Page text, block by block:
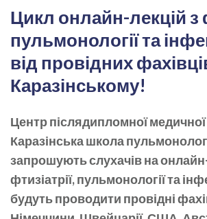
Цикл онлайн-лекцій з
пульмонології та
від провідних
Каразінському!
Центр післядипломної медичної
Каразінська школа
запрошують слухачів на
фтизіатрії, пульмонології та
будуть проводити провідні